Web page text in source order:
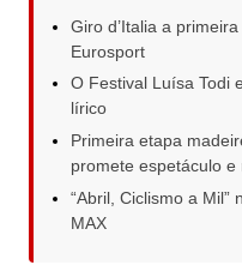
Giro d’Italia a
Eurosport
O Festival Luísa Todi
lírico
Primeira etapa
promete espetáculo e
“Abril, Ciclismo a Mil”
MAX